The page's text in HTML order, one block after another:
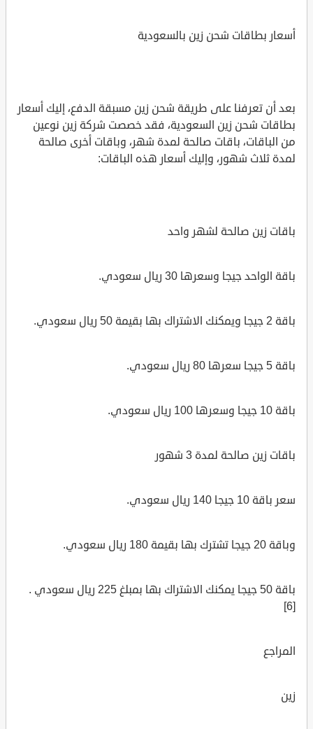
أسعار بطاقات شحن زين بالسعودية
بعد أن تعرفنا على طريقة شحن زين مسبقة الدفع، إليك أسعار
بطاقات شحن زين السعودية، فقد خصصت شركة زين نوعين
من الباقات، باقات صالحة لمدة شهر، وباقات أخرى صالحة
لمدة ثلاث شهور، وإليك أسعار هذه الباقات:
باقات زين صالحة لشهر واحد
باقة الواحد جيجا وسعرها 30 ريال سعودي.
باقة 2 جيجا ويمكنك الاشتراك بها بقيمة 50 ريال سعودي.
باقة 5 جيجا سعرها 80 ريال سعودي.
باقة 10 جيجا وسعرها 100 ريال سعودي.
باقات زين صالحة لمدة 3 شهور
سعر باقة 10 جيجا 140 ريال سعودي.
وباقة 20 جيجا تشترك بها بقيمة 180 ريال سعودي.
باقة 50 جيجا يمكنك الاشتراك بها بمبلغ 225 ريال سعودي .
[6]
المراجع
زين